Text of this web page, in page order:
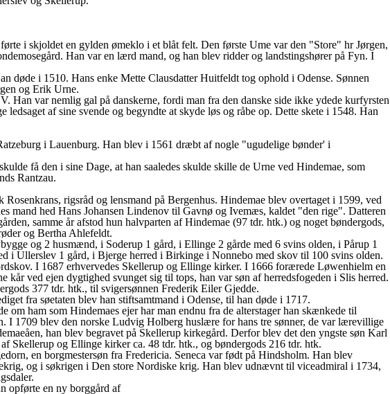
i skjoldet en gylden ømeklo i et blåt felt. Den første Ume var den "Store" hr Jørgen,
Han var en lærd mand, og han blev ridder og landstingshører på Fyn. I
døde i 1510. Hans enke Mette Clausdatter Huitfeldt tog ophold i Odense. Sønnen
og Erik Urne.
Han var nemlig gal på danskerne, fordi man fra den danske side ikke ydede kurfyrsten
af sine svende og begyndte at skyde løs og råbe op. Dette skete i 1548. Han
i Lauenburg. Han blev i 1561 dræbt af nogle "ugudelige bønder' i
få den i sine Dage, at han saaledes skulde skille de Urne ved Hindemae, som
Rantzau.
rigsråd og lensmand på Bergenhus. Hindemae blev overtaget i 1599, ved
mand hed Hans Johansen Lindenov til Gavnø og Ivemæs, kaldet "den rige". Datteren
samme år afstod hun halvparten af Hindemae (97 tdr. htk.) og noget bøndergods,
og Bertha Ahlefeldt.
og 2 husmænd, i Soderup 1 gård, i Ellinge 2 gårde med 6 svins olden, i Pårup 1
i Ullerslev 1 gård, i Bjerge herred i Birkinge i Nonnebo med skov til 100 svins olden.
I 1687 erhvervedes Skellerup og Ellinge kirker. I 1666 forærede Løwenhielm en
ved ejen dygtighed svunget sig til tops, han var søn af herredsfogeden i Slis herred.
377 tdr. htk., til svigersønnen Frederik Eiler Gjedde.
fra søetaten blev han stiftsamtmand i Odense, til han døde i 1717.
ham som Hindemaes ejer har man endnu fra de alterstager han skænkede til
I 1709 blev den norske Ludvig Holberg huslære for hans tre sønner, de var lærevillige
han blev begravet på Skellerup kirkegård. Derfor blev det den yngste søn Karl
Skellerup og Ellinge kirker ca. 48 tdr. htk., og bøndergods 216 tdr. htk.
en borgmestersøn fra Fredericia. Seneca var født på Hindsholm. Han blev
og i søkrigen i Den store Nordiske krig. Han blev udnævnt til viceadmiral i 1734,
opførte en ny borggård af